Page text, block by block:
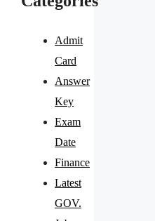
Admit
Card
Answer
Key
Exam
Date
Finance
Latest
GOV.